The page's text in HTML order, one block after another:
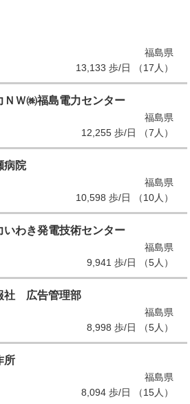
福島県
13,133 歩/日 （17人）
ＮＷ㈱福島電力センター
福島県
12,255 歩/日 （7人）
病院
福島県
10,598 歩/日 （10人）
いわき発電技術センター
福島県
9,941 歩/日 （5人）
社 広告管理部
福島県
8,998 歩/日 （5人）
所
福島県
8,094 歩/日 （15人）